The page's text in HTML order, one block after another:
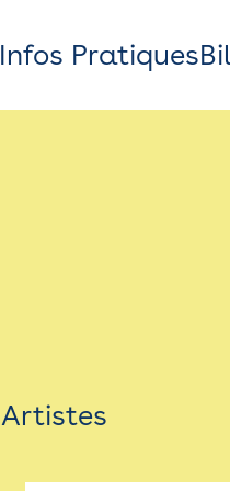
Infos Pratiques
1, av. du
Artistes